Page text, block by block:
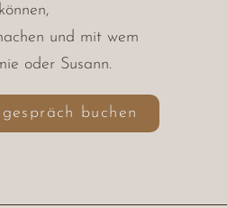
und mit wem
oder Susann.
buchen